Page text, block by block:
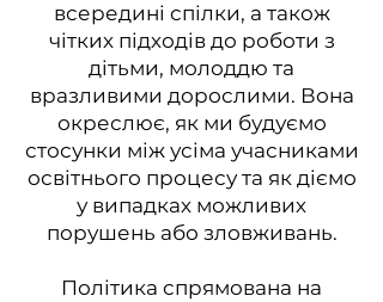
всередині спілки, а також
чітких підходів до роботи з
дітьми, молоддю та
вразливими дорослими. Вона
окреслює, як ми будуємо
стосунки між усіма учасниками
освітнього процесу та як діємо
у випадках можливих
порушень або зловживань.
Політика спрямована на